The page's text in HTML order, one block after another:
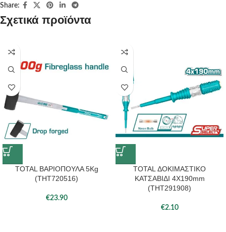
Share:
Σχετικά προϊόντα
TOTAL ΒΑΡΙΟΠΟΥΛΑ 5Kg
(THT720516)
€23.90
TOTAL ΔΟΚΙΜΑΣΤΙΚΟ
ΚΑΤΣΑΒΙΔΙ 4X190mm
(THT291908)
€2.10